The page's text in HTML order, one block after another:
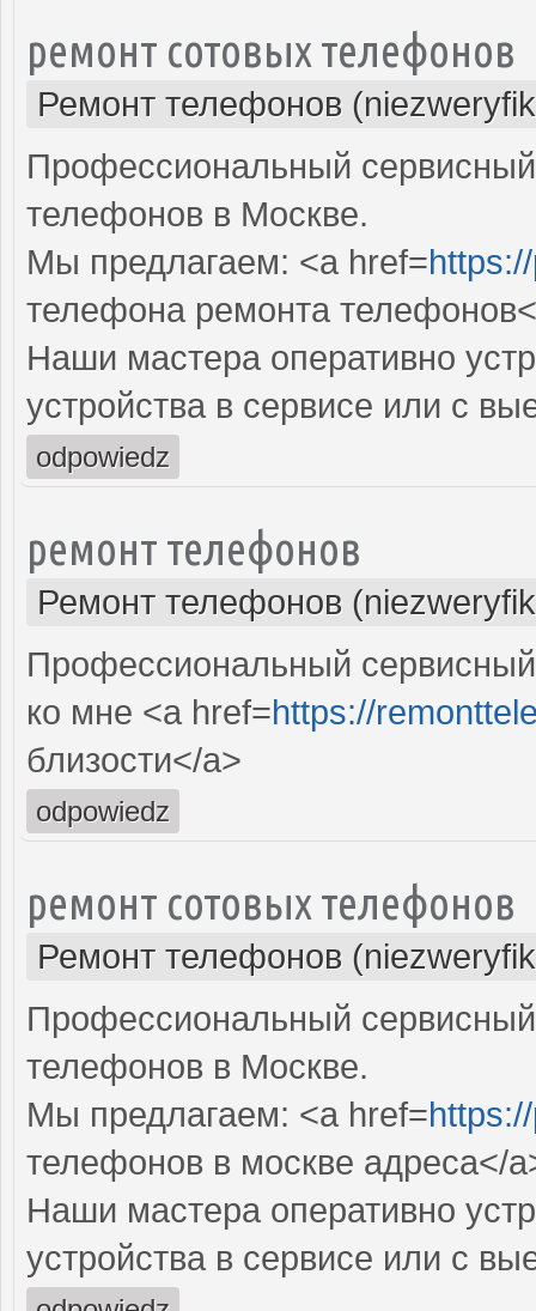
ремонт сотовых телефонов
Ремонт телефонов
Профессиональный
телефонов в Москве.
Мы предлагаем: <a href=
телефона ремонта
Наши мастера оперативно
устройства в сервисе или с
odpowiedz
ремонт телефонов
Ремонт телефонов
Профессиональный
ко мне <a href=https://
близости</a>
odpowiedz
ремонт сотовых телефонов
Ремонт телефонов
Профессиональный
телефонов в Москве.
Мы предлагаем: <a href=
телефонов в москве адреса</
Наши мастера оперативно
устройства в сервисе или с